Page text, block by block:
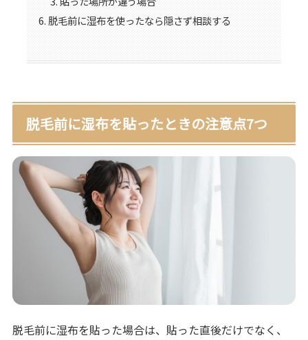
脱毛前に湿布を使ったなら隠さず相談する
脱毛前に湿布を貼ったときの注意点7つ
脱毛前に湿布を貼った場合は、貼った直後だけでなく、